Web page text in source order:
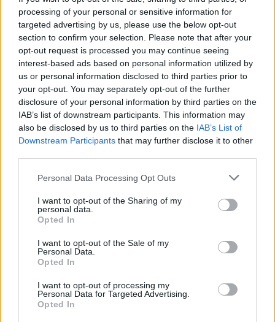
processing of your personal or sensitive information for
targeted advertising by us, please use the below opt-out
section to confirm your selection. Please note that after your
opt-out request is processed you may continue seeing
interest-based ads based on personal information utilized by
us or personal information disclosed to third parties prior to
your opt-out. You may separately opt-out of the further
disclosure of your personal information by third parties on the
IAB’s list of downstream participants. This information may
also be disclosed by us to third parties on the IAB’s List of
Downstream Participants that may further disclose it to other
Please note that this website/app uses one or more Google
not limited to your visit or usage behaviour. You may click to
grant or deny consent to Google and its third-party tags to
use your data for below specified purposes in below Google
consent section.
Personal Data Processing Opt Outs
I want to opt-out of the Sharing of my
personal data.
Opted In
I want to opt-out of the Sale of my
Personal Data.
Opted In
I want to opt-out of processing my
Personal Data for Targeted Advertising.
Opted In
«Προσπάθησαν να κρυφτούν και μετακινήθηκαν
προς την Ουκρανία, όπου, σύμφωνα με τα
προκαταρκτικά στοιχεία, είχε προετοιμαστεί ένα
«παράθυρο» για εκείνους από την ουκρανική
πλευρά ώστε να διασχίσουν τα σύνορα», τόνισε ο
Πούτιν.